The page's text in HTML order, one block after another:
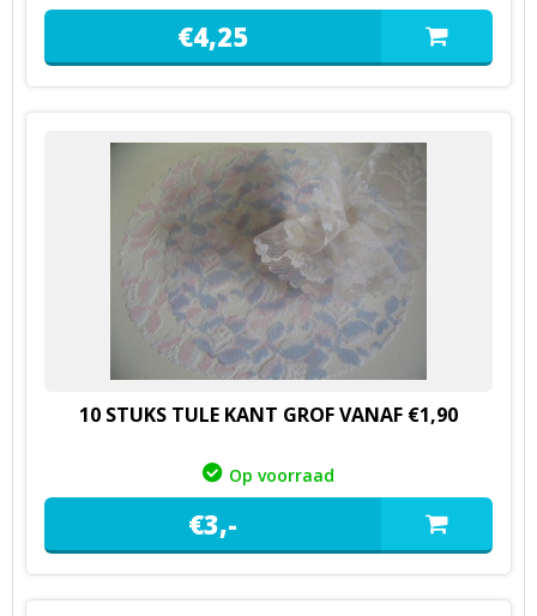
€4,25
10 STUKS TULE KANT GROF VANAF €1,90
Op voorraad
€3,-